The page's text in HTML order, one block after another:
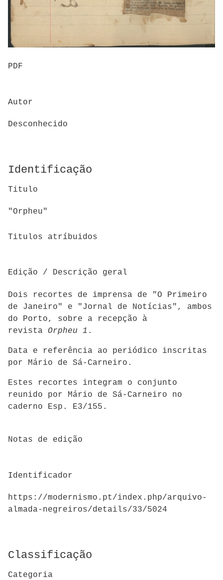
PDF
Autor
Desconhecido
Identificação
Titulo
"Orpheu"
Titulos atríbuidos
Edição / Descrição geral
Dois recortes de imprensa de "O Primeiro
de Janeiro" e "Jornal de Notícias", ambos
do Porto, sobre a recepção à
revista Orpheu 1 .
Data e referência ao periódico inscritas
por Mário de Sá-Carneiro.
Estes recortes integram o conjunto
reunido por Mário de Sá-Carneiro no
caderno Esp. E3/155.
Notas de edição
Identificador
https://modernismo.pt/index.php/arquivo-
almada-negreiros/details/33/5024
Classificação
Categoria